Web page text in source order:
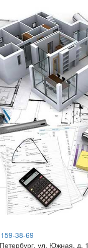
38-69
ул. Южная, д. 1